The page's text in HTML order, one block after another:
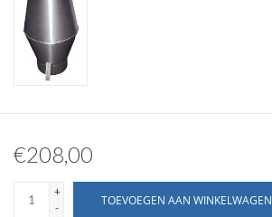
€208,00
+
-
TOEVOEGEN AAN WINKELWAGEN